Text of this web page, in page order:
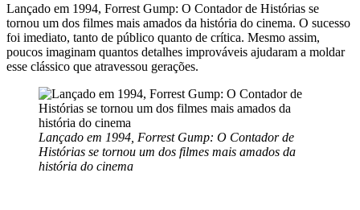
Lançado em 1994, Forrest Gump: O Contador de Histórias se
tornou um dos filmes mais amados da história do cinema. O sucesso
foi imediato, tanto de público quanto de crítica. Mesmo assim,
poucos imaginam quantos detalhes improváveis ajudaram a moldar
esse clássico que atravessou gerações.
Lançado em 1994, Forrest Gump: O Contador de
Histórias se tornou um dos filmes mais amados da
história do cinema